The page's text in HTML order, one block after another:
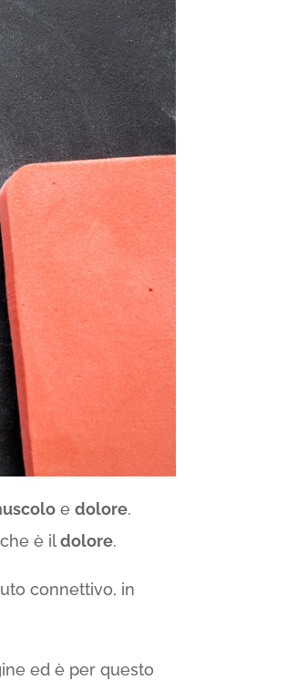
edolore.
che è ildolore.
connettivo, in
ed è per questo